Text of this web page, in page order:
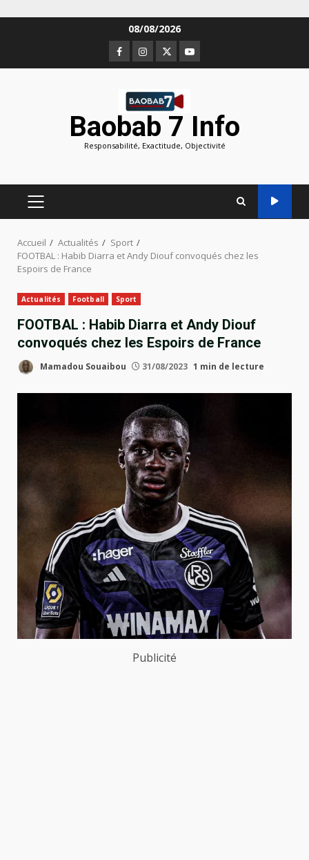
08/08/2026
Facebook
Instagram
TwitterYoutube
Baobab 7 Info
Responsabilité, Exactitude, Objectivité
MENU
PRINCIPAL
Accueil Actualités
Sport
FOOTBAL : Habib Diarra et Andy Diouf convoqués chez les
Espoirs de France
Actualités Football Sport
FOOTBAL : Habib Diarra et Andy Diouf
convoqués chez les Espoirs de France
Mamadou Souaibou 31/08/2023 1 min de lecture
Publicité